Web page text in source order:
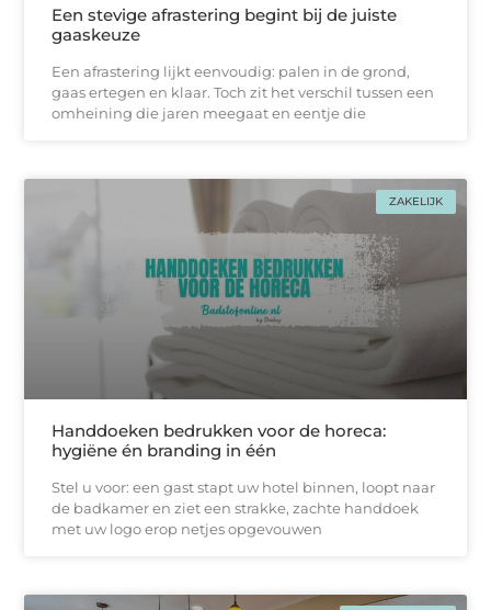
Een stevige afrastering begint bij de juiste
gaaskeuze
Een afrastering lijkt eenvoudig: palen in de grond,
gaas ertegen en klaar. Toch zit het verschil tussen een
omheining die jaren meegaat en eentje die
ZAKELIJK
Handdoeken bedrukken voor de horeca:
hygiëne én branding in één
Stel u voor: een gast stapt uw hotel binnen, loopt naar
de badkamer en ziet een strakke, zachtе handdoek
met uw logo erop netjes opgevouwen